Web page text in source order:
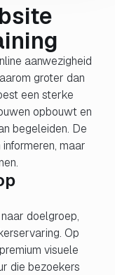
aanwezigheid
groter dan
een sterke
opbouwt en
begeleiden. De
maar
doelgroep,
Op
visuele
die bezoekers